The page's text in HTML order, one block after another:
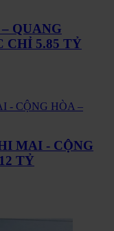
QUANG
CHỈ 5.85 TỶ
MAI - CỘNG
TỶ